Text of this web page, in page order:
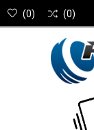
(0) (0)